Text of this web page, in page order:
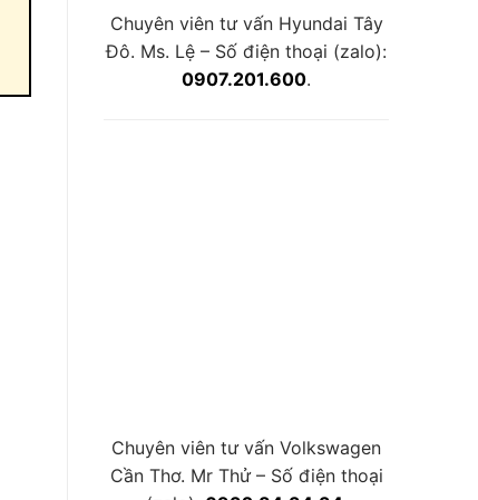
Chuyên viên tư vấn Hyundai Tây
Đô. Ms. Lệ – Số điện thoại (zalo):
0907.201.600.
Chuyên viên tư vấn Volkswagen
Cần Thơ. Mr Thử – Số điện thoại